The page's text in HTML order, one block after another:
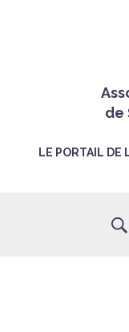
de
LE PORTAIL DE